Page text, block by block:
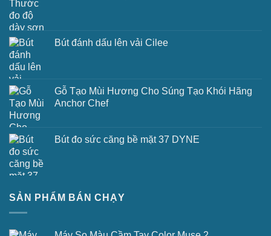
Bút đánh dấu lên vải Cilee
Gỗ Tạo Mùi Hương Cho Súng Tạo Khói Hãng
Anchor Chef
Bút đo sức căng bề mặt 37 DYNE
SẢN PHẨM BÁN CHẠY